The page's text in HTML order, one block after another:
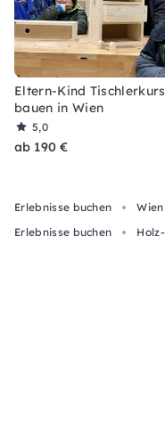
Eltern-Kind
bauen in Wien
5,0
ab 190 €
Erlebnisse buchen Wien
Erlebnisse buchen